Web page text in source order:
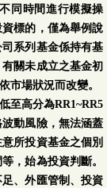
同時間進行模擬操
標的，僅為舉例說
系列基金係持有基
關未成立之基金初
市場狀況而改變。
至高分為RR1~RR5
動風險，無法涵蓋
所投資基金之個別
，始為投資判斷。
、外匯管制、投資